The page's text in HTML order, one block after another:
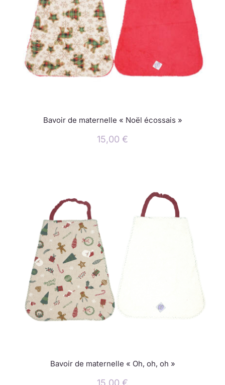
Bavoir de maternelle « Noël écossais »
15,00 €
Bavoir de maternelle « Oh, oh, oh »
15,00 €